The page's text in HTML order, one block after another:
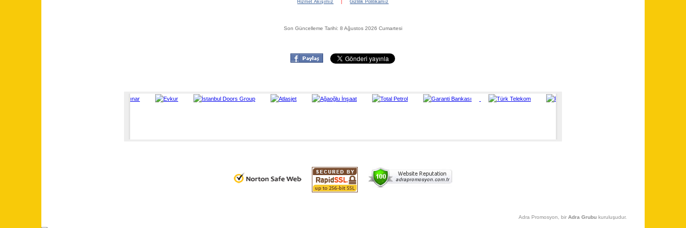
Hizmet Akışımız Gizlilik Politikamız
Son Güncelleme Tarihi: 8 Ağustos 2026 Cumartesi
Adra Promosyon, bir Adra Grubukuruluşudur.